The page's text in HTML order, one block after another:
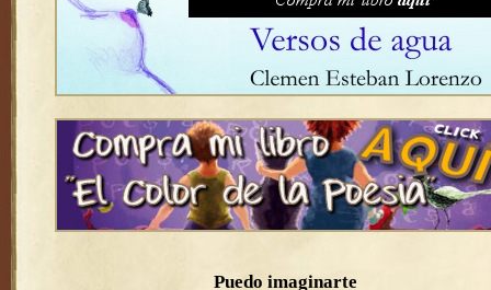
Puedo imaginarte